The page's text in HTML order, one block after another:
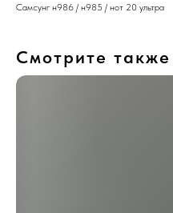
Самсунг н986 / н985 / нот 20 ультра
Смотрите также